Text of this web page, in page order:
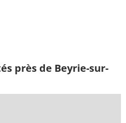
près de Beyrie-sur-